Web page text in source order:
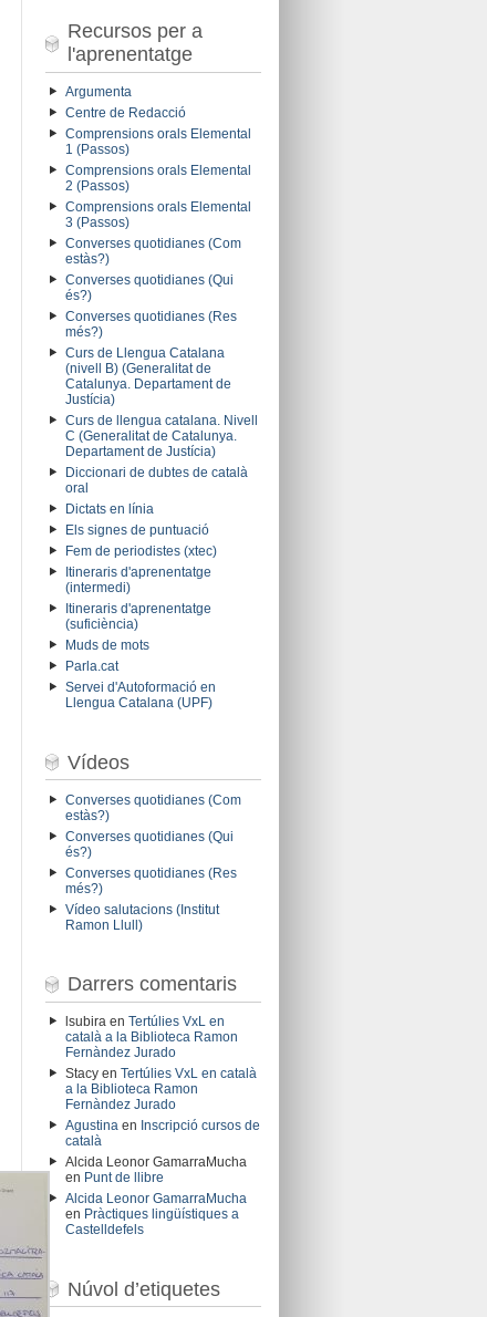
Recursos per a
l'aprenentatge
Argumenta
Centre de Redacció
Comprensions orals Elemental
1 (Passos)
Comprensions orals Elemental
2 (Passos)
Comprensions orals Elemental
3 (Passos)
Converses quotidianes (Com
estàs?)
Converses quotidianes (Qui
és?)
Converses quotidianes (Res
més?)
Curs de Llengua Catalana
(nivell B) (Generalitat de
Catalunya. Departament de
Justícia)
Curs de llengua catalana. Nivell
C (Generalitat de Catalunya.
Departament de Justícia)
Diccionari de dubtes de català
oral
Dictats en línia
Els signes de puntuació
Fem de periodistes (xtec)
Itineraris d'aprenentatge
(intermedi)
Itineraris d'aprenentatge
(suficiència)
Muds de mots
Parla.cat
Servei d'Autoformació en
Llengua Catalana (UPF)
Vídeos
Converses quotidianes (Com
estàs?)
Converses quotidianes (Qui
és?)
Converses quotidianes (Res
més?)
Vídeo salutacions (Institut
Ramon Llull)
Darrers comentaris
lsubiraen Tertúlies VxL en
català a la Biblioteca Ramon
Fernàndez Jurado
Stacyen Tertúlies VxL en català
a la Biblioteca Ramon
Fernàndez Jurado
Agustinaen Inscripció cursos de
català
Alcida Leonor GamarraMucha
en Punt de llibre
Alcida Leonor GamarraMucha
en Pràctiques lingüístiques a
Castelldefels
Núvol d’etiquetes